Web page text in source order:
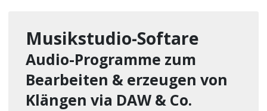
Musikstudio-Softare
Audio-Programme zum
Bearbeiten & erzeugen von
Klängen via DAW & Co.